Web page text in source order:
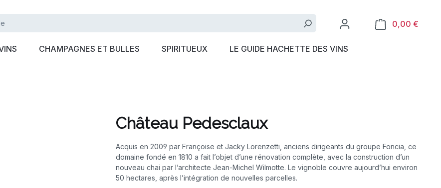
0,00 €
CHAMPAGNES ET BULLES SPIRITUEUX LE GUIDE HACHETTE DES VINS
Château Pedesclaux
Acquis en 2009 par Françoise et Jacky Lorenzetti, anciens dirigeants du groupe Foncia, ce
domaine fondé en 1810 a fait l’objet d’une rénovation complète, avec la construction d’un
nouveau chai par l’architecte Jean-Michel Wilmotte. Le vignoble couvre aujourd’hui environ
50 hectares, après l’intégration de nouvelles parcelles.